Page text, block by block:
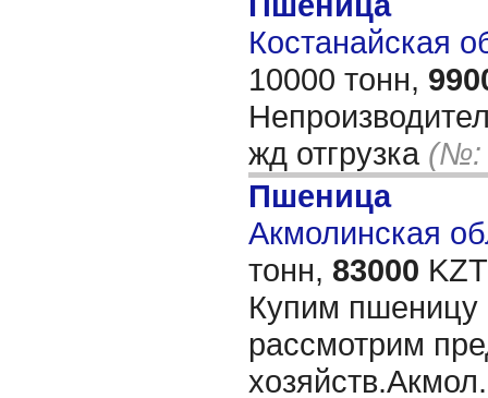
Костанайская
10000 тонн,
жд отгрузка (№:
Пшеница
Акмолинская
тонн, 83000
Купим пшеницу
рассмотрим